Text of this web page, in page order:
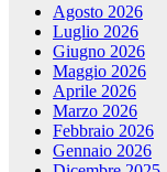
Agosto 2026
Luglio 2026
Giugno 2026
Maggio 2026
Aprile 2026
Marzo 2026
Febbraio 2026
Gennaio 2026